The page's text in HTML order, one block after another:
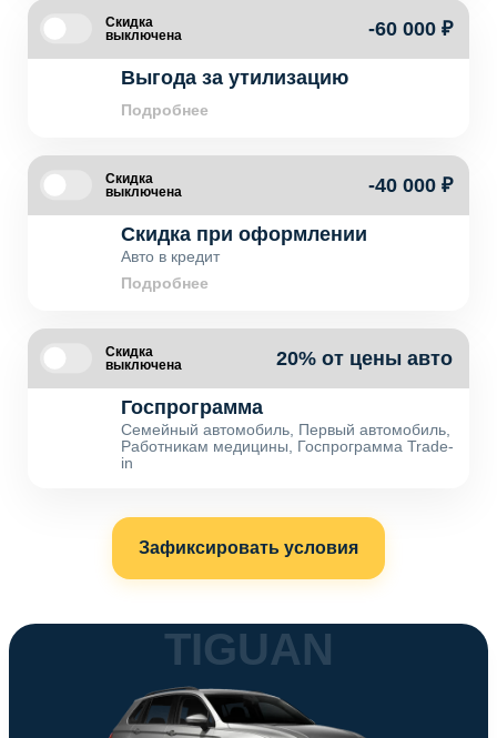
Скидка
выключена
-60 000 ₽
Выгода за утилизацию
Подробнее
Скидка
выключена
-40 000 ₽
Скидка при оформлении
Авто в кредит
Подробнее
Скидка
выключена
20% от цены авто
Госпрограмма
Семейный автомобиль, Первый автомобиль,
Работникам медицины, Госпрограмма Trade-
in
Зафиксировать условия
TIGUAN